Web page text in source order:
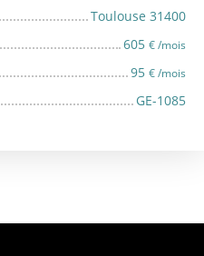
Toulouse 31400
605 € /mois
95 € /mois
GE-1085